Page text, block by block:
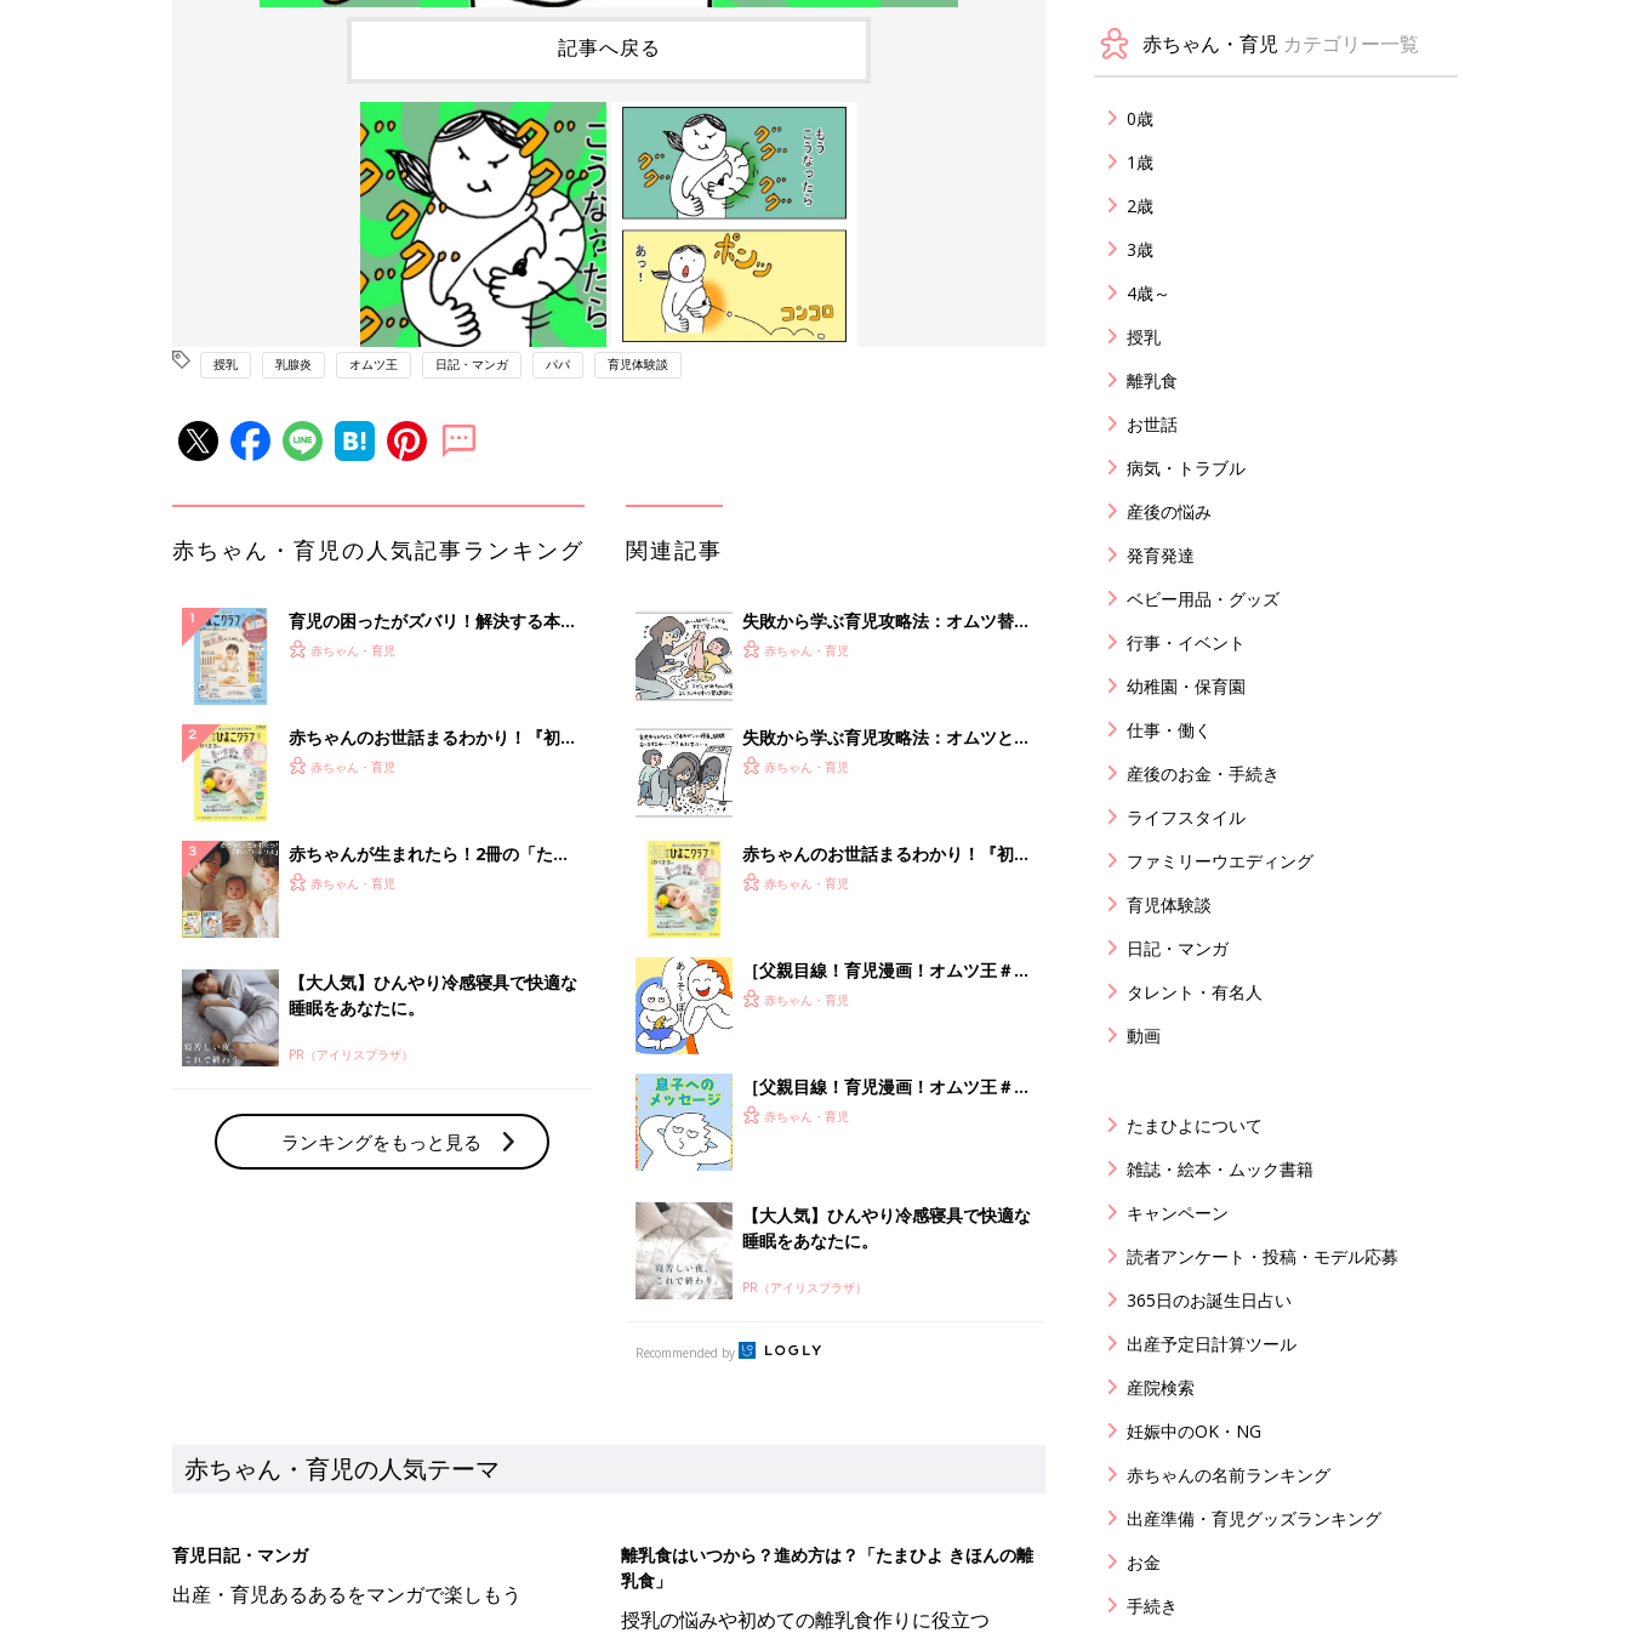
記事へ戻る
授乳 乳腺炎 オムツ王 日記・マンガ パパ 育児体験談
赤ちゃん・育児の人気記事ランキング
育児の困ったがズバリ！解決する本
『ひよこクラブ 秋号』 4カ月～2才
赤ちゃん・育児
赤ちゃんのお世話まるわかり！『初め
てのひよこクラブ 夏号』〈巻頭大特
赤ちゃん・育児
赤ちゃんが生まれたら！2冊の「たま
ひよ」
赤ちゃん・育児
【大人気】ひんやり冷感寝具で快適な
睡眠をあなたに。
PR（アイリスプラザ）
ランキングをもっと見る
関連記事
失敗から学ぶ育児攻略法：オムツ替え
[ハハのさけび #76]
赤ちゃん・育児
失敗から学ぶ育児攻略法：オムツと洗
濯[ハハのさけび #77]
赤ちゃん・育児
赤ちゃんのお世話まるわかり！『初め
てのひよこクラブ 夏号』〈巻頭大特
赤ちゃん・育児
［父親目線！育児漫画！オムツ王＃
128］あ～そ～ぼ～
赤ちゃん・育児
［父親目線！育児漫画！オムツ王＃
170］息子へのメッセージ（最終話）
赤ちゃん・育児
【大人気】ひんやり冷感寝具で快適な
睡眠をあなたに。
PR（アイリスプラザ）
Recommended by
赤ちゃん・育児の人気テーマ
育児日記・マンガ
出産・育児あるあるをマンガで楽しもう
離乳食はいつから？進め方は？「たまひよ きほんの離
乳食」
授乳の悩みや初めての離乳食作りに役立つ
赤ちゃん・育児 カテゴリー一覧
0歳
1歳
2歳
3歳
4歳～
授乳
離乳食
お世話
病気・トラブル
産後の悩み
発育発達
ベビー用品・グッズ
行事・イベント
幼稚園・保育園
仕事・働く
産後のお金・手続き
ライフスタイル
ファミリーウエディング
育児体験談
日記・マンガ
タレント・有名人
動画
たまひよについて
雑誌・絵本・ムック書籍
キャンペーン
読者アンケート・投稿・モデル応募
365日のお誕生日占い
出産予定日計算ツール
産院検索
妊娠中のOK・NG
赤ちゃんの名前ランキング
出産準備・育児グッズランキング
お金
手続き